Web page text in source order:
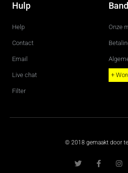
Hulp
Help
Contact
Email
Live chat
Filter
Onze
+
© 2018 gemaakt door
w
i
a
c
n
s